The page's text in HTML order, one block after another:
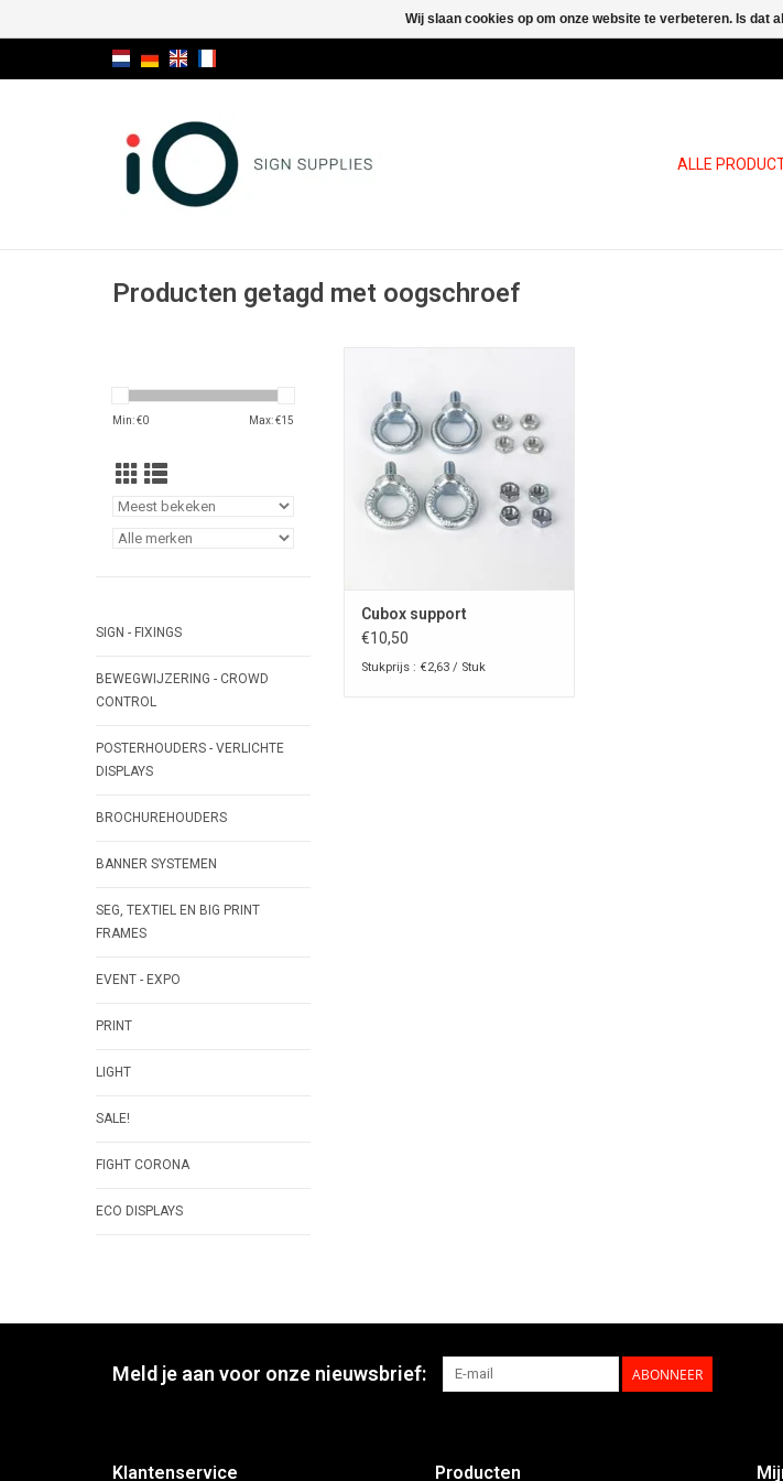
ALLE
Producten getagd met oogschroef
Min: €0 Max: €15
SIGN - FIXINGS
BEWEGWIJZERING - CROWD
CONTROL
POSTERHOUDERS - VERLICHTE
DISPLAYS
BROCHUREHOUDERS
BANNER SYSTEMEN
SEG, TEXTIEL EN BIG PRINT
FRAMES
EVENT - EXPO
PRINT
LIGHT
SALE!
FIGHT CORONA
ECO DISPLAYS
TOEVOEGEN AAN WINKELWAGEN
Cubox support
€10,50
Stukprijs : €2,63 / Stuk
Meld je aan voor onze nieuwsbrief: ABONNEER
Klantenservice Producten
Wij slaan cookies op om onze website te verbeteren. Is dat